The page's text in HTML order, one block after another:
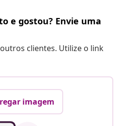
e gostou? Envie uma
clientes. Utilize o link
imagem